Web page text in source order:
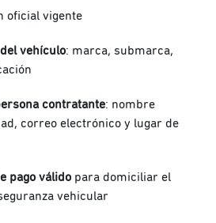
oficial vigente
vehículo: marca, submarca,
contratante: nombre
correo electrónico y lugar de
pago válido para domiciliar el
vehicular